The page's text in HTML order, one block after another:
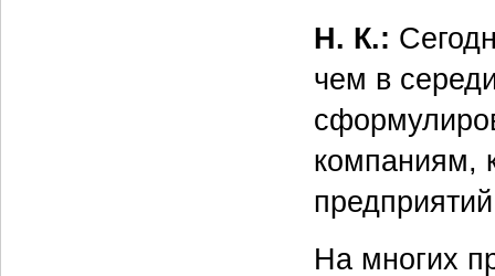
Н. К.:
чем в
компаниям,
На многих